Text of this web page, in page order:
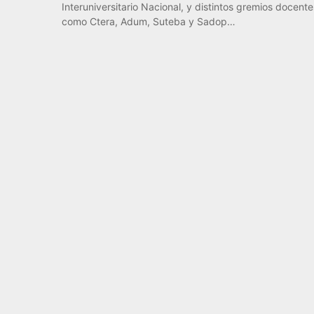
Interuniversitario Nacional, y distintos gremios
como Ctera, Adum, Suteba y Sadop…